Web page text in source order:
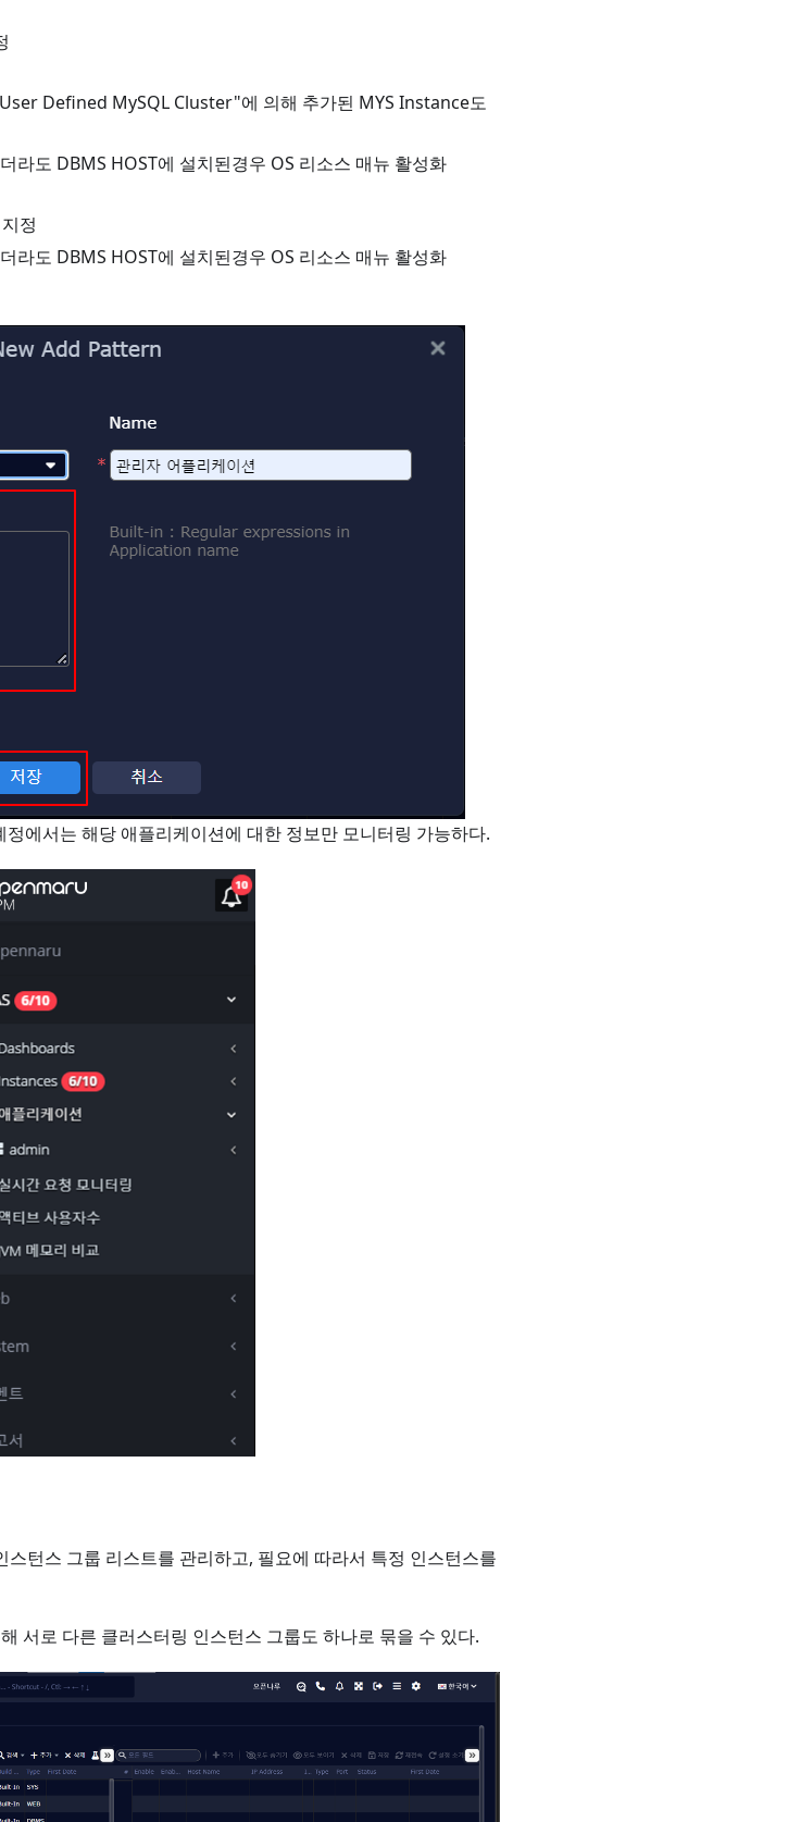
Defined MySQL Cluster"에 의해 추가된 MYS Instance도
라도 DBMS HOST에 설치된경우 OS 리소스 매뉴 활성화
정
라도 DBMS HOST에 설치된경우 OS 리소스 매뉴 활성화
정에서는 해당 애플리케이션에 대한 정보만 모니터링 가능하다.
턴스 그룹 리스트를 관리하고, 필요에 따라서 특정 인스턴스를
서로 다른 클러스터링 인스턴스 그룹도 하나로 묶을 수 있다.